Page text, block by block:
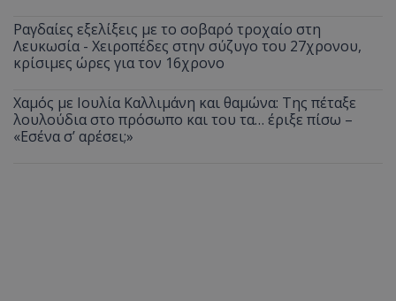
Ραγδαίες εξελίξεις με το σοβαρό τροχαίο στη
Λευκωσία - Χειροπέδες στην σύζυγο του 27χρονου,
κρίσιμες ώρες για τον 16χρονο
Χαμός με Ιουλία Καλλιμάνη και θαμώνα: Της πέταξε
λουλούδια στο πρόσωπο και του τα… έριξε πίσω –
«Εσένα σ’ αρέσει;»
__cf_bm